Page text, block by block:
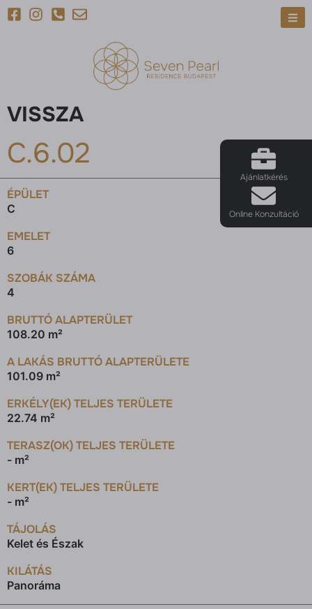
Ajánlatkérés
Online Konzultáció
VISSZA
C.6.02
ÉPÜLET
C
EMELET
6
SZOBÁK SZÁMA
4
BRUTTÓ ALAPTERÜLET
108.20 m²
A LAKÁS BRUTTÓ ALAPTERÜLETE
101.09 m²
ERKÉLY(EK) TELJES TERÜLETE
22.74 m²
TERASZ(OK) TELJES TERÜLETE
- m²
KERT(EK) TELJES TERÜLETE
- m²
TÁJOLÁS
Kelet és Észak
KILÁTÁS
Panoráma